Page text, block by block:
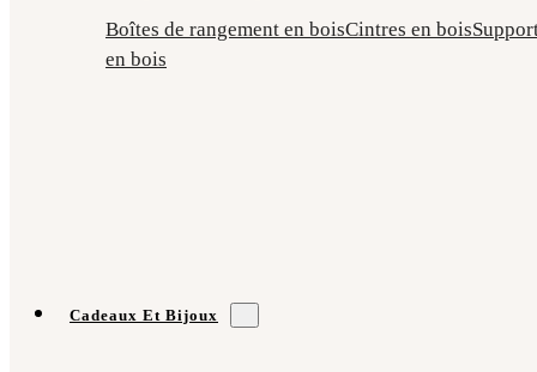
Boîtes de rangement en boisCintres en bois
en bois
Cadeaux Et Bijoux